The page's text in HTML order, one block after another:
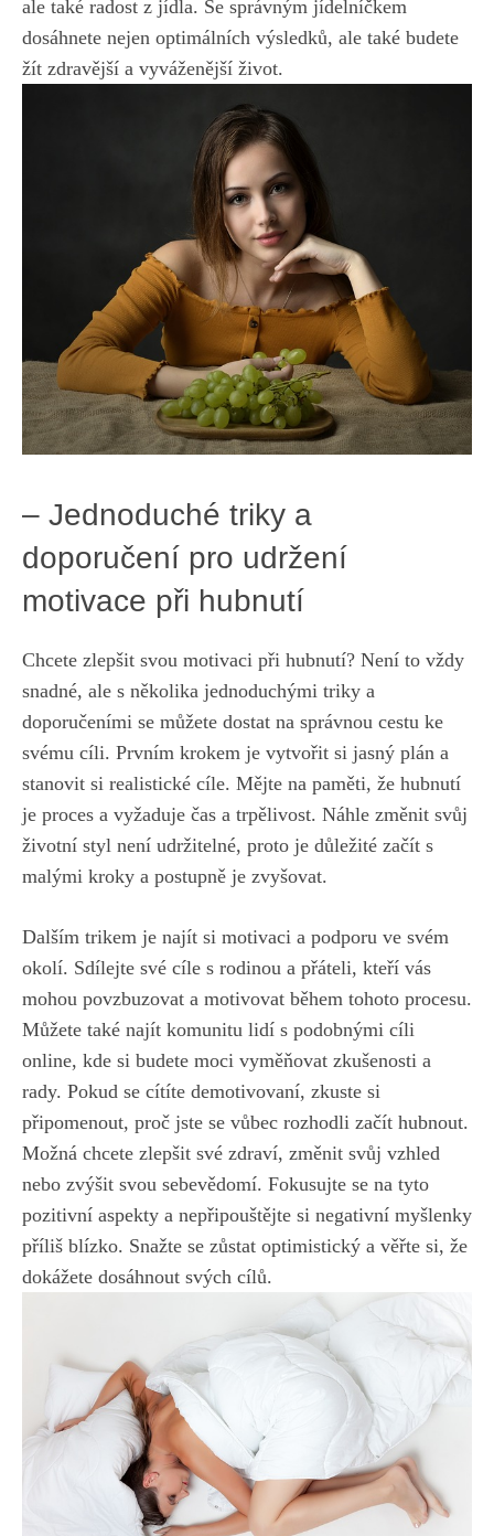
ale také radost z jídla. Se ⁢správným jídelníčkem
dosáhnete nejen optimálních výsledků, ale také budete
žít ​zdravější a ⁣vyváženější život.
– Jednoduché triky a
doporučení pro udržení
motivace při hubnutí
Chcete zlepšit svou⁢ motivaci při hubnutí? Není to vždy
snadné, ale⁢ s několika jednoduchými triky a
doporučeními se můžete dostat na správnou cestu ke
svému cíli. Prvním krokem je vytvořit si jasný‍ plán a
stanovit si realistické ⁣cíle. Mějte na paměti, ⁣že hubnutí
je proces a vyžaduje čas a trpělivost. ‍Náhle změnit svůj
životní styl není udržitelné, proto je důležité‍ začít s
malými kroky a postupně je zvyšovat.
Dalším trikem je najít si motivaci ⁤a podporu ve svém
okolí. Sdílejte své cíle s rodinou a přáteli, kteří vás
mohou povzbuzovat a motivovat během tohoto procesu.
Můžete také najít ⁢komunitu lidí s podobnými cíli
online, kde si budete moci vyměňovat zkušenosti a
rady. Pokud se cítíte demotivovaní, zkuste‌ si
připomenout, proč jste se vůbec rozhodli začít hubnout.
Možná⁤ chcete zlepšit své zdraví, změnit svůj ‍vzhled
‍nebo zvýšit svou sebevědomí. Fokusujte se na tyto
pozitivní aspekty a nepřipouštějte si negativní myšlenky
příliš blízko. Snažte se zůstat‍ optimistický a⁤ věřte si, že
dokážete dosáhnout svých cílů.